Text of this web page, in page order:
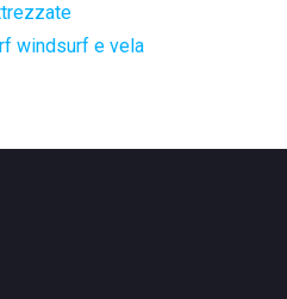
windsurf e vela